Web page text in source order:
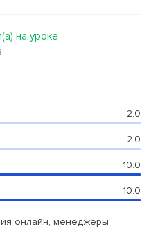
на уроке
2.0
2.0
10.0
10.0
онлайн, менеджеры